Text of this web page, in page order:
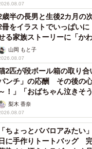
飼おうとしている人、
からには最後まで可愛
してほしい」という。
情を注いで飼っている
葬ってあげたいという
大切にしたいとのことだ
歳半の長男と生後2カ月
冊をイラストでいっぱい
る家族ストーリーに「か
山岡 もと子
2匹が段ボール箱の取り
ンチ」の応酬 その後の
～！」「おばちゃん泣きそ
梨木 香奈
「ちょっとババロアみたい
日に手作りトートバッグ